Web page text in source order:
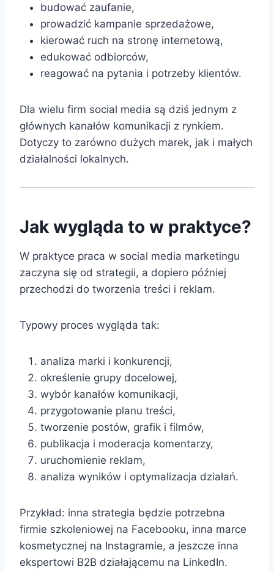
budować zaufanie,
prowadzić kampanie sprzedażowe,
kierować ruch na stronę internetową,
edukować odbiorców,
reagować na pytania i potrzeby klientów.
Dla wielu firm social media są dziś jednym z
głównych kanałów komunikacji z rynkiem.
Dotyczy to zarówno dużych marek, jak i małych
działalności lokalnych.
Jak wygląda to w praktyce?
W praktyce praca w social media marketingu
zaczyna się od strategii, a dopiero później
przechodzi do tworzenia treści i reklam.
Typowy proces wygląda tak:
analiza marki i konkurencji,
określenie grupy docelowej,
wybór kanałów komunikacji,
przygotowanie planu treści,
tworzenie postów, grafik i filmów,
publikacja i moderacja komentarzy,
uruchomienie reklam,
analiza wyników i optymalizacja działań.
Przykład: inna strategia będzie potrzebna
firmie szkoleniowej na Facebooku, inna marce
kosmetycznej na Instagramie, a jeszcze inna
ekspertowi B2B działającemu na LinkedIn.